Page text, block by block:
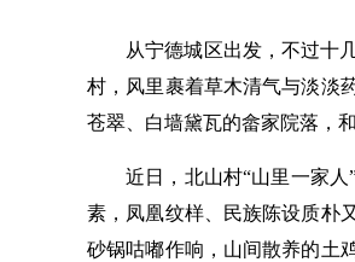
从宁德城区出发，不过十
村，风里裹着草木清气与淡淡
苍翠、白墙黛瓦的畲家院落，
近日，北山村“山里一家
素，凤凰纹样、民族陈设质朴
砂锅咕嘟作响，山间散养的土